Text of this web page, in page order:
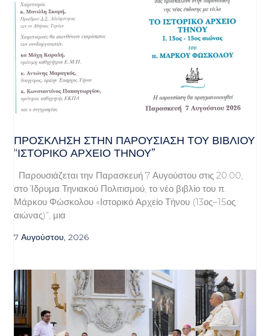
ΠΡΌΣΚΛΗΣΗ ΣΤΗΝ ΠΑΡΟΥΣΊΑΣΗ ΤΟΥ ΒΙΒΛΊΟΥ
“ΙΣΤΟΡΙΚΌ ΑΡΧΕΊΟ ΤΉΝΟΥ”
Παρουσιάζεται την Παρασκευή 7 Αυγούστου στις 20:00,
στο Ίδρυμα Τηνιακού Πολιτισμού, το νέο βιβλίο του π.
Μάρκου Φώσκολου «Ιστορικό Αρχείο Τήνου (13ος–15ος
αιώνας)”, μια
7 Αυγούστου, 2026